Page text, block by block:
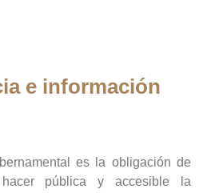
e información
es la obligación de
pública y accesible la